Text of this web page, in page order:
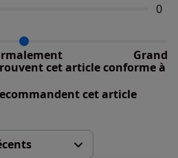
0
Grand
les avis clients
: 100%
cet article conforme à
cet article